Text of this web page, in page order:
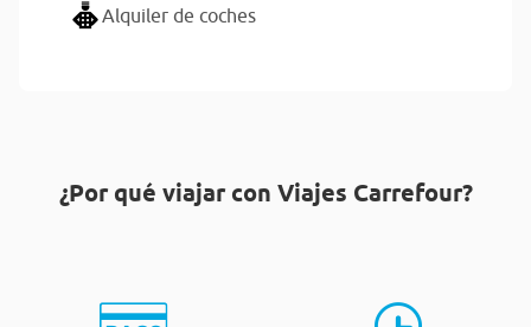
Alquiler de coches
¿Por qué viajar con Viajes Carrefour?